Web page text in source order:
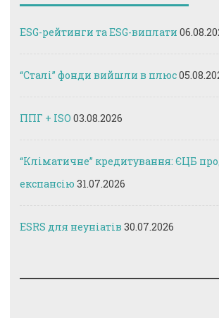
ESG-рейтинги та ESG-виплати
“Сталі” фонди вийшли в плюс
ППГ + ISO 03.08.2026
“Кліматичне” кредитування: ЄЦБ
експансію 31.07.2026
ESRS для неуніатів 30.07.2026